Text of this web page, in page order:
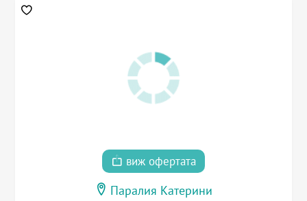
виж офертата
Паралия Катерини